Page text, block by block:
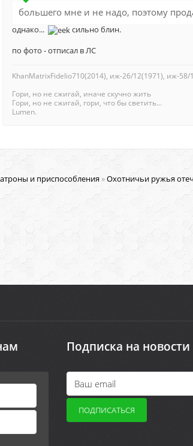
большего мне и не надо, поэтому
однако...
сильно блин.
по фото - отписал в ЛС
KhanMatrixFidelio710(2014), иж-26/12(1971), иж-
Гори, но не сжигай, иначе скучно жить
Гори, но не сжигай, гори, что бы светить...
Lumen.
и приспособления »Охотничьи ружья
Подписка на новости